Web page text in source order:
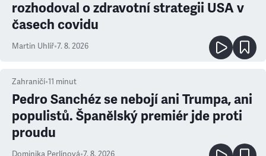
rozhodoval o zdravotní strategii USA v
časech covidu
Martin Uhlíř•7. 8. 2026
Zahraničí•11 minut
Pedro Sanchéz se nebojí ani Trumpa, ani
populistů. Španělský premiér jde proti
proudu